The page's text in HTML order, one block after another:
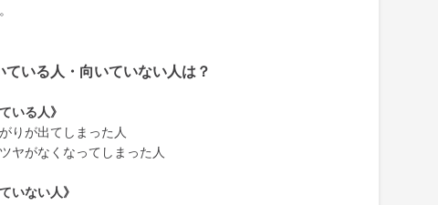
いる人・向いていない人は？
いる人》
りが出てしまった人
ヤがなくなってしまった人
いない人》